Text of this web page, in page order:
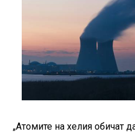
„Атомите на хелия обичат